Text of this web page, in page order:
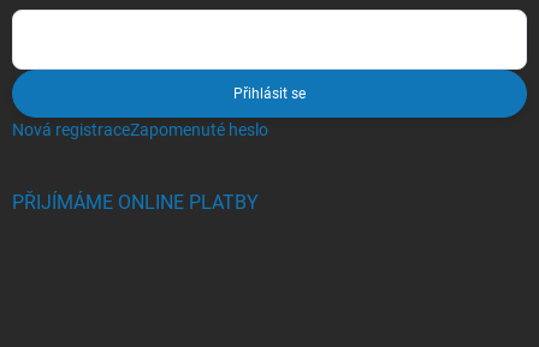
Přihlásit se
Nová registraceZapomenuté heslo
PŘIJÍMÁME ONLINE PLATBY